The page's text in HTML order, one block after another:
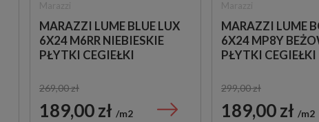
MARAZZI LUME BLUE LUX
6X24 M6RR NIEBIESKIE
PŁYTKI CEGIEŁKI
269,00 zł
189,00 zł m2
MARAZZI LUME
6X24 MP8Y
PŁYTKI CEGIEŁKI
299,00 zł
189,00 zł m2